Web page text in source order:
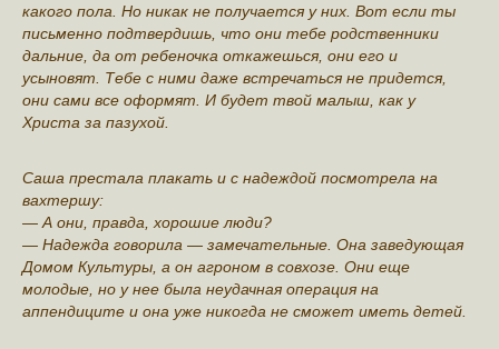
какого пола. Но никак не получается у них. Вот если ты
письменно подтвердишь, что они тебе родственники
дальние, да от ребеночка откажешься, они его и
усыновят. Тебе с ними даже встречаться не придется,
они сами все оформят. И будет твой малыш, как у
Христа за пазухой.
Саша престала плакать и с надеждой посмотрела на
вахтершу:
— А они, правда, хорошие люди?
— Надежда говорила — замечательные. Она заведующая
Домом Культуры, а он агроном в совхозе. Они еще
молодые, но у нее была неудачная операция на
аппендиците и она уже никогда не сможет иметь детей.